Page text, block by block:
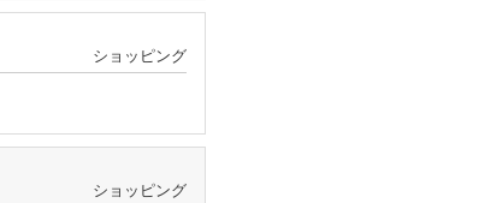
ショッピング
ショッピング